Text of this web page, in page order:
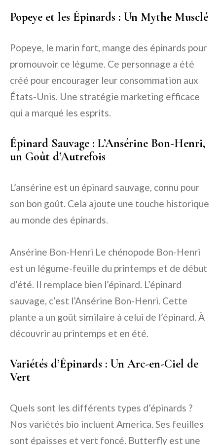
Popeye et les Épinards : Un Mythe Musclé
Popeye, le marin fort, mange des épinards pour
promouvoir ce légume. Ce personnage a été
créé pour encourager leur consommation aux
États-Unis. Une stratégie marketing efficace
qui a marqué les esprits.
Épinard Sauvage : L’Ansérine Bon-Henri,
un Goût d’Autrefois
L’ansérine est un épinard sauvage, connu pour
son bon goût. Cela ajoute une touche historique
au monde des épinards.
Ansérine Bon-Henri Le chénopode Bon-Henri
est un légume-feuille du printemps et de début
d’été. Il remplace bien l’épinard. L’épinard
sauvage, c’est l’Ansérine Bon-Henri. Cette
plante a un goût similaire à celui de l’épinard. À
découvrir au printemps et en été.
Variétés d’Épinards : Un Arc-en-Ciel de
Vert
Quels sont les différents types d’épinards ?
Nos variétés bio incluent America. Ses feuilles
sont épaisses et vert foncé. Butterfly est une